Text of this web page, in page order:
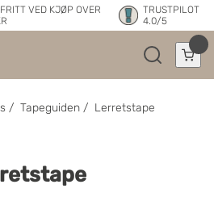
VED KJØP OVER
TRUSTPILOT
4.0/5
/ Tapeguiden / Lerretstape